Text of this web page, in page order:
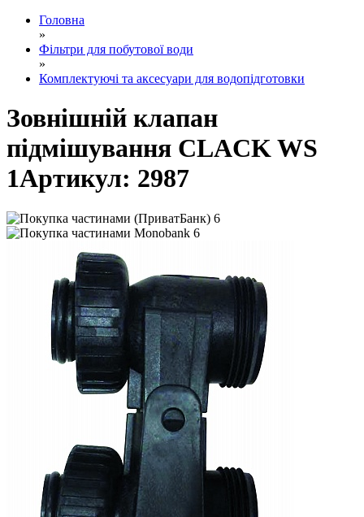
Головна
»
Фільтри для побутової води
»
Комплектуючі та аксесуари для водопідготовки
Зовнішній клапан
підмішування CLACK WS
1Артикул: 2987
6
6